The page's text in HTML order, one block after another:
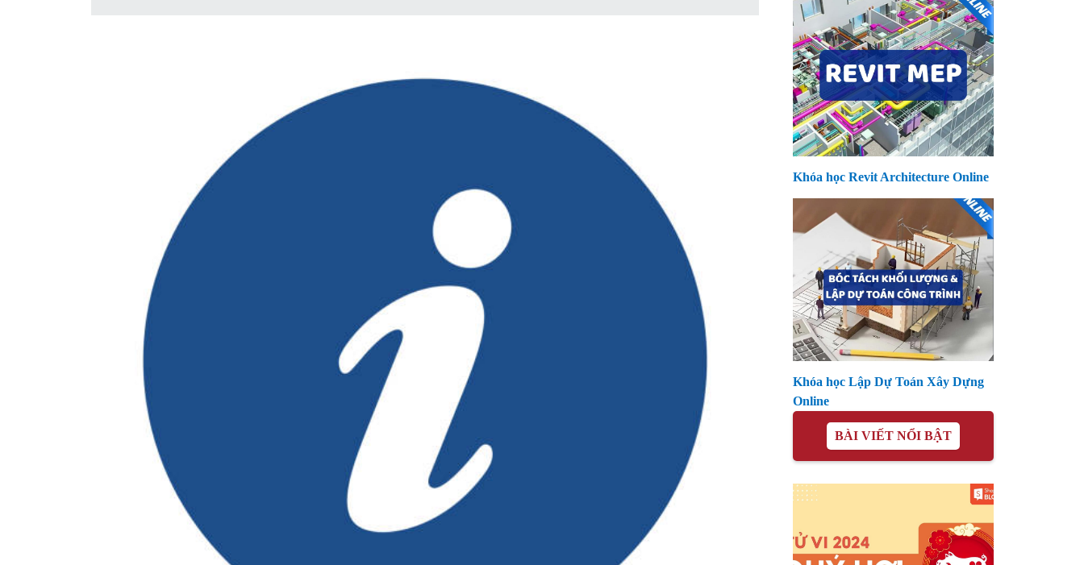
Khóa học Revit Architecture Online
Khóa học Lập Dự Toán Xây Dựng
Online
BÀI VIẾT NỔI BẬT